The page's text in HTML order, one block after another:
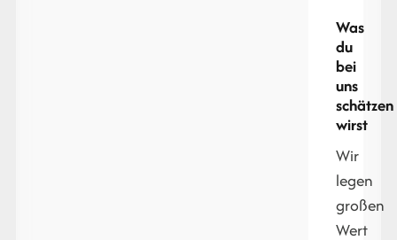
Was
du
bei
uns
schätzen
wirst
Wir
legen
großen
Wert